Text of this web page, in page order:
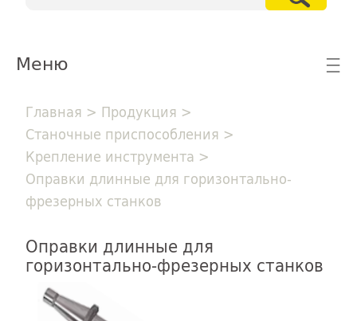
Меню ☰
Главная > Продукция >
Станочные приспособления >
Крепление инструмента >
Оправки длинные для горизонтально-
фрезерных станков
Оправки длинные для
горизонтально-фрезерных станков